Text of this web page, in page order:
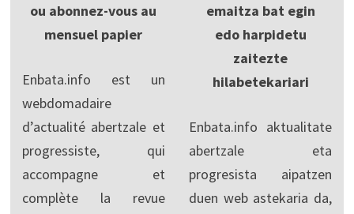
ou abonnez-vous au
mensuel papier
Enbata.info est un
webdomadaire
d’actualité abertzale et
progressiste, qui
accompagne et
complète la revue
emaitza bat egin
edo harpidetu
zaitezte
hilabetekariari
Enbata.info aktualitate
abertzale eta
progresista aipatzen
duen web astekaria da,